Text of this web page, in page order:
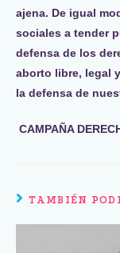
ajena. De igual
sociales a tender
defensa de los
aborto libre, legal
la defensa de
CAMPAÑA
TAMBIÉN